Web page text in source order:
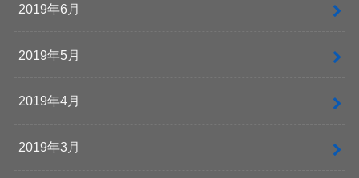
2019年6月
2019年5月
2019年4月
2019年3月